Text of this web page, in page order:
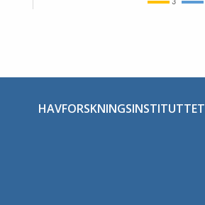
HAVFORSKNINGSINSTITUTTET